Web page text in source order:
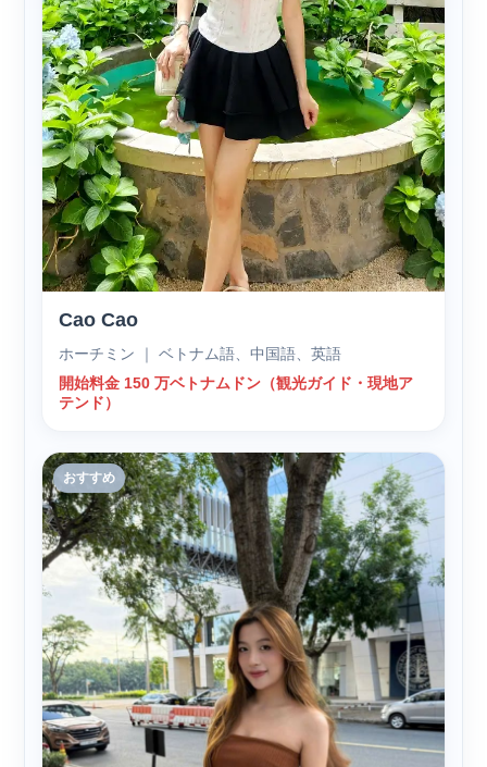
Cao Cao
ホーチミン ｜ ベトナム語、中国語、英語
開始料金 150 万ベトナムドン（観光ガイド・現地ア
テンド）
おすすめ